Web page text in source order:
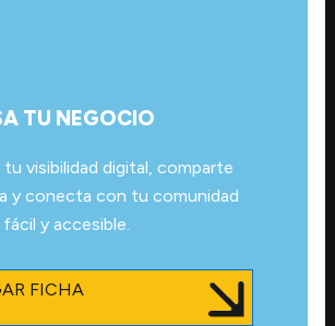
TU NEGOCIO
visibilidad digital, comparte
y conecta con tu comunidad
y accesible.
FICHA